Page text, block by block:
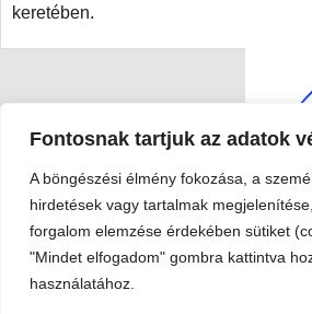
Fontosnak tartjuk az adatok
A böngészési élmény fokozása, a
hirdetések vagy tartalmak
forgalom elemzése érdekében sütiket
"Mindet elfogadom" gombra kattintva
használatához.
keretében.
Viski Károly Múzeum Kalocsa
6300 Kalocsa, Szent István király út 25. ·